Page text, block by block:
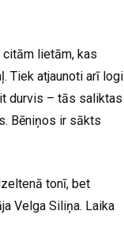
lietām, kas
Tiek atjaunoti arī logi
durvis – tās saliktas
Bēniņos ir sākts
tonī, bet
Velga Siliņa. Laika